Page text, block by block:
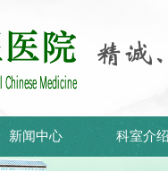
新闻中心 科室介